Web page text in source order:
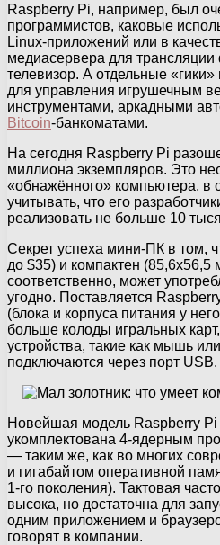
Raspberry Pi, например, был
программистов, каковые
Linux-приложений или в
медиасервера для
телевизор. А отдельные
для управления игрушечным
инструментами, аркадными
Bitcoin-банкоматами.
На сегодня Raspberry Pi
миллиона экземпляров. Это
«обнажённого» компьютера, в
учитывать, что его
реализовать не больше 10
Секрет успеха мини-ПК в том,
до $35) и компактен (85,6х56,5
соответственно, может
угодно. Поставляется
(блока и корпуса питания у
больше колоды игральных
устройства, такие как мышь
подключаются через порт USB.
Новейшая модель Raspberry
укомплектована 4-ядерным
— таким же, как во многих
и гигабайтом оперативной
1-го поколения). Тактовая
высока, но достаточна для
одним приложением и
говорят в компании.